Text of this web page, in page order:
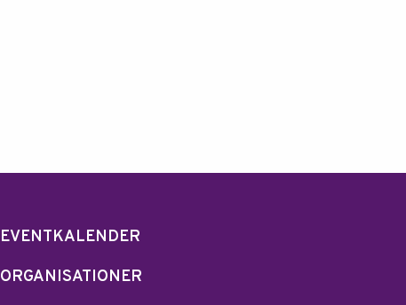
EVENTKALENDER
ORGANISATIONER